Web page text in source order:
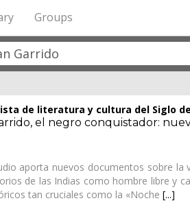
Groups
de literatura y cultura del Siglo
el negro conquistador:
aporta nuevos documentos sobre
de las Indias como hombre libre y
tan cruciales como la «Noche [...]